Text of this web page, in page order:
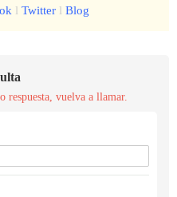
l Twitter l Blog
respuesta, vuelva a llamar.